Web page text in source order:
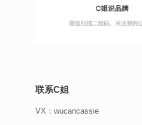
联系C姐
VX：wucancassie